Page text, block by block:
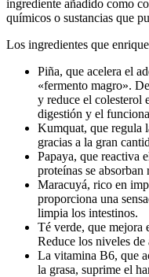
ingrediente añadido como
químicos o sustancias que
Los ingredientes que
Piña, que acelera el
«fermento magro».
y reduce el colesterol
digestión y el
Kumquat, que regula
gracias a la gran
Papaya, que reactiva
proteínas se absorban
Maracuyá, rico en
proporciona una
limpia los intestinos.
Té verde, que mejora
Reduce los niveles
La vitamina B6, que
la grasa, suprime el